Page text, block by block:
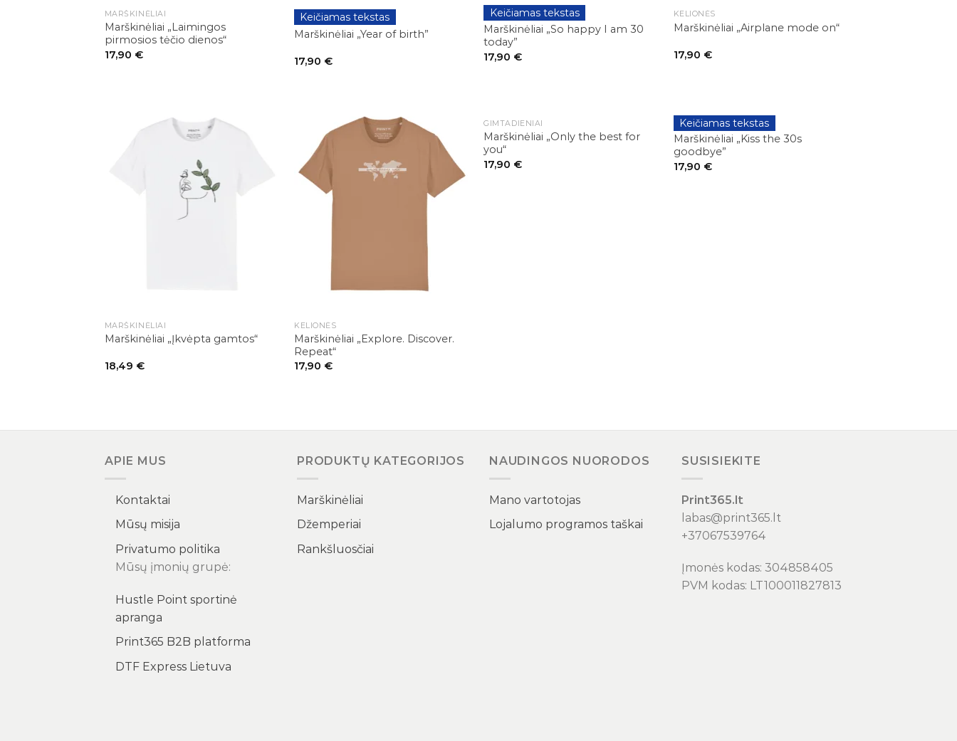
MARŠKINĖLIAI
Marškinėliai „Laimingos
pirmosios tėčio dienos“
17,90 €
GIMTADIENIAI
Keičiamas tekstas
Marškinėliai „Year of birth”
17,90 €
GIMTADIENIAI
Keičiamas tekstas
Marškinėliai „So happy I am 30
today”
17,90 €
KELIONĖS
Marškinėliai „Airplane mode on“
17,90 €
MARŠKINĖLIAI
Marškinėliai „Įkvėpta gamtos“
18,49 €
KELIONĖS
Marškinėliai „Explore. Discover.
Repeat“
17,90 €
GIMTADIENIAI
Marškinėliai „Only the best for
you“
17,90 €
GIMTADIENIAI
Keičiamas tekstas
Marškinėliai „Kiss the 30s
goodbye”
17,90 €
APIE MUS
Kontaktai
Mūsų misija
Privatumo politika
Mūsų įmonių grupė:
Hustle Point sportinė
apranga
Print365 B2B platforma
DTF Express Lietuva
PRODUKTŲ KATEGORIJOS
Marškinėliai
Džemperiai
Rankšluosčiai
NAUDINGOS NUORODOS
Mano vartotojas
Lojalumo programos taškai
SUSISIEKITE
Print365.lt
labas@print365.lt
+37067539764
Įmonės kodas: 304858405
PVM kodas: LT100011827813